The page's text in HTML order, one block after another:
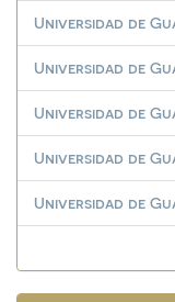
Universidad de
Universidad de
Universidad de
Universidad de
Universidad de